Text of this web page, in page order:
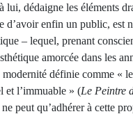
dédaigne les éléments
d’avoir enfin un public, est
– lequel, prenant
amorcée dans les
modernité définie comme «
et l’immuable » (Le Peintre
peut qu’adhérer à cette